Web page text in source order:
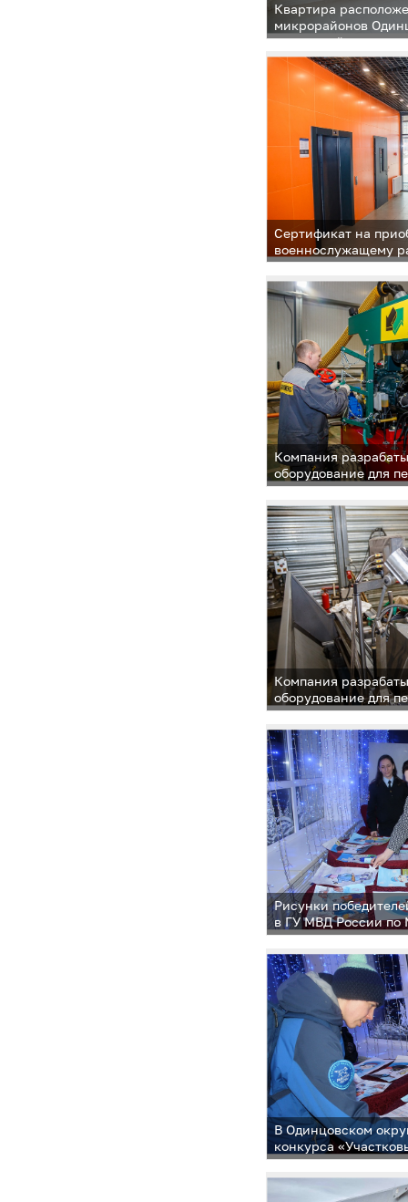
Квартира
микрорайонов
с развитой
Сертификат на
военнослужащему
губернатор
Воробьев
Компания
оборудование для
и утилизации
Компания
оборудование для
и утилизации
Рисунки
в ГУ МВД России по
В Одинцовском
конкурса